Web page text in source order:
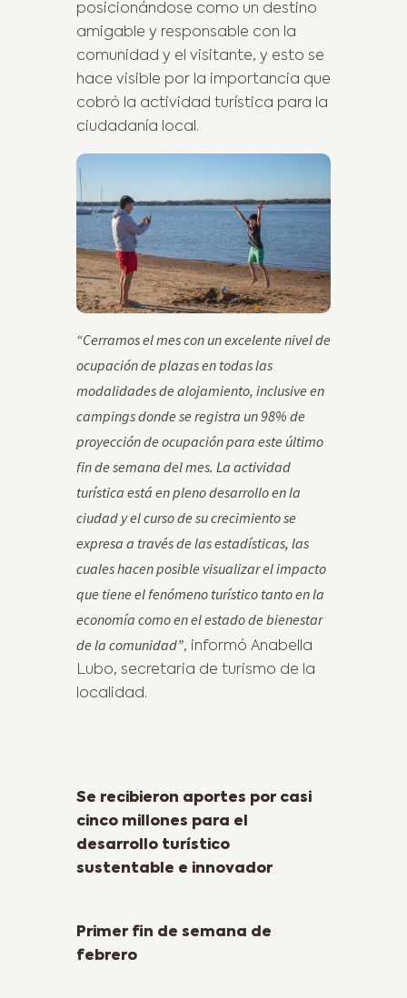
posicionándose como un destino
amigable y responsable con la
comunidad y el visitante, y esto se
hace visible por la importancia que
cobró la actividad turística para la
ciudadanía local.
“Cerramos el mes con un excelente nivel de
ocupación de plazas en todas las
modalidades de alojamiento, inclusive en
campings donde se registra un 98% de
proyección de ocupación para este último
fin de semana del mes. La actividad
turística está en pleno desarrollo en la
ciudad y el curso de su crecimiento se
expresa a través de las estadísticas, las
cuales hacen posible visualizar el impacto
que tiene el fenómeno turístico tanto en la
economía como en el estado de bienestar
de la comunidad”, informó Anabella
Lubo, secretaria de turismo de la
localidad.
Se recibieron aportes por casi
cinco millones para el
desarrollo turístico
sustentable e innovador
Primer fin de semana de
febrero